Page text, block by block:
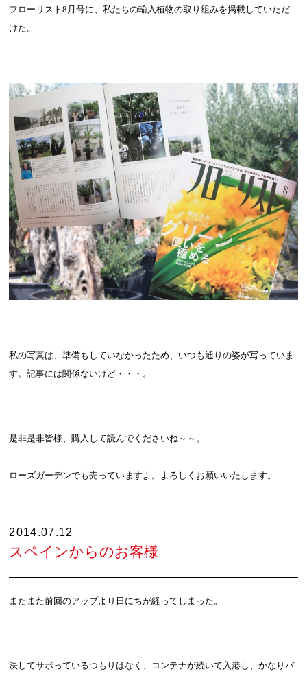
フローリスト8 月号に、私たちの輸入植物の取り組みを掲載していただ
けた。
私の写真は、準備もしていなかったため、いつも通りの姿が写っていま
す。記事には関係ないけど・・・。
是非是非皆様、購入して読んでくださいね～～。
ローズガーデンでも売っていますよ。よろしくお願いいたします。
2014.07.12
スペインからのお客様
またまた前回のアップより日にちが経ってしまった。
決してサボっているつもりはなく、コンテナが続いて入港し、かなりバ